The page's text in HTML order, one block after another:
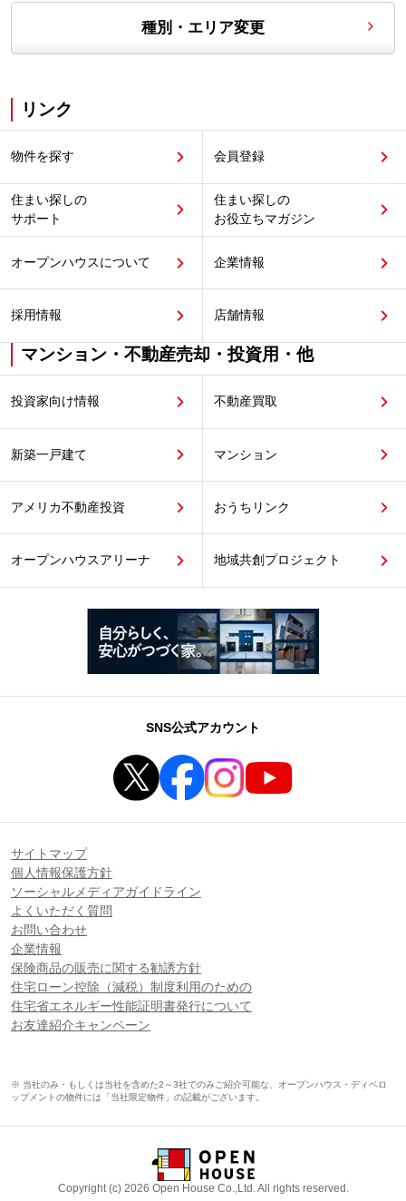
種別・エリア変更
リンク
物件を探す 会員登録
住まい探しの
サポート
住まい探しの
お役立ちマガジン
オープンハウスについて 企業情報
採用情報 店舗情報
マンション・不動産売却・投資用・他
投資家向け情報 不動産買取
新築一戸建て マンション
アメリカ不動産投資 おうちリンク
オープンハウスアリーナ 地域共創プロジェクト
SNS公式アカウント
サイトマップ
個人情報保護方針
ソーシャルメディアガイドライン
よくいただく質問
お問い合わせ
企業情報
保険商品の販売に関する勧誘方針
住宅ローン控除（減税）制度利用のための
住宅省エネルギー性能証明書発行について
お友達紹介キャンペーン
※ 当社のみ・もしくは当社を含めた2～3社でのみご紹介可能な、オープンハウス・ディベロ
ップメントの物件には「当社限定物件」の記載がございます。
Copyright (c) 2026 Open House Co.,Ltd. All rights reserved.